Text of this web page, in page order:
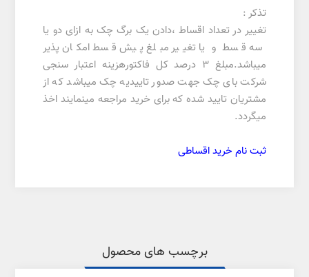
تذکر :
تغییر در تعداد اقساط ،دادن یک برگ چک به ازای دو یا
سه قسط و یا تغییر مبلغ پیش قسط امکان پذیر
میباشد.مبلغ 3 درصد کل فاکتورهزینه اعتبار سنجی
شرکت بای چک جهت صدور تاییدیه چک میباشد که از
مشتریان تایید شده که برای خرید مراجعه مینمایند اخذ
میگردد.
ثبت نام خرید اقساطی
برچسب های محصول